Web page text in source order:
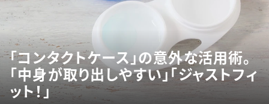
「コンタクトケース」の意外な活用術。
「中身が取り出しやすい」「ジャストフィ
ット！」